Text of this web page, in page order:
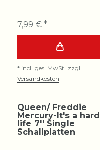
7,99 € *
* incl. ges. MwSt. zzgl.
Versandkosten
Queen/ Freddie
Mercury-It's a hard
life 7'' Single
Schallplatten